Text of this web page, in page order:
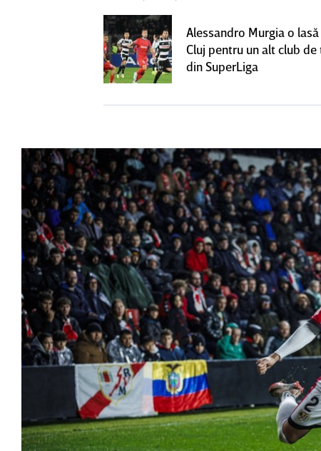
Alessandro Murgia o lasă
Cluj pentru un alt club
din SuperLiga